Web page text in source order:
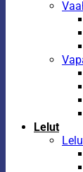
Lelut